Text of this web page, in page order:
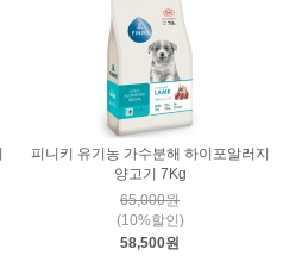
피니키 유기농 가수분해 하이포알러지
양고기 7Kg
65,000원
(10%할인)
58,500원